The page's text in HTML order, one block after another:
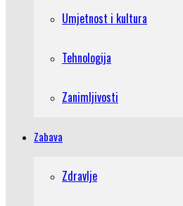
Umjetnost i kultura
Tehnologija
Zanimljivosti
Zabava
Zdravlje